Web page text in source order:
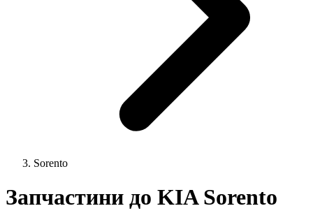
Sorento
Запчастини до KIA Sorento